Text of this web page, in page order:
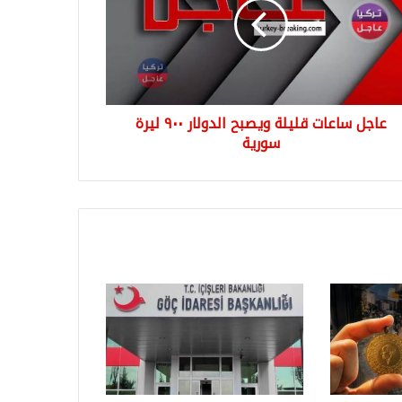
عاجل ساعات قليلة ويصبح الدولار ٩٠٠ ليرة
سورية